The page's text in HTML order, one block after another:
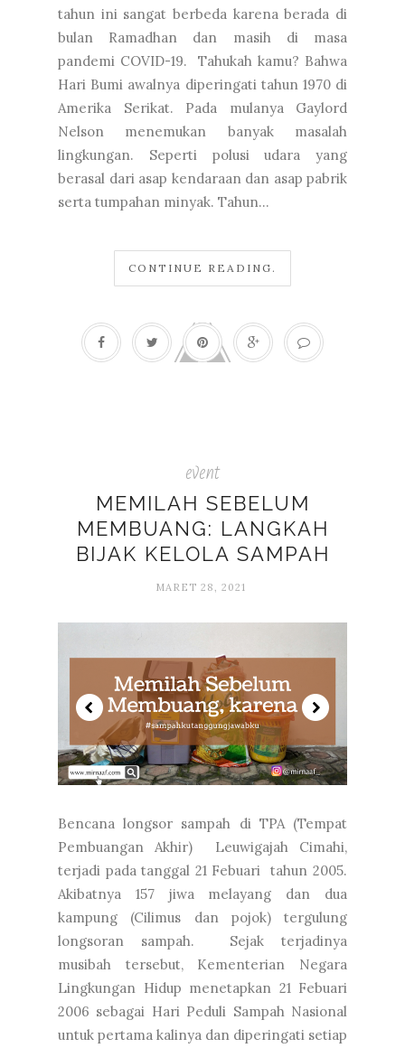
tahun ini sangat berbeda karena berada di
bulan Ramadhan dan masih di masa
pandemi COVID-19. Tahukah kamu? Bahwa
Hari Bumi awalnya diperingati tahun 1970 di
Amerika Serikat. Pada mulanya Gaylord
Nelson menemukan banyak masalah
lingkungan. Seperti polusi udara yang
berasal dari asap kendaraan dan asap pabrik
serta tumpahan minyak. Tahun...
CONTINUE READING.
event
MEMILAH SEBELUM
MEMBUANG: LANGKAH
BIJAK KELOLA SAMPAH
MARET 28, 2021
Bencana longsor sampah di TPA (Tempat
Pembuangan Akhir) Leuwigajah Cimahi,
terjadi pada tanggal 21 Febuari tahun 2005.
Akibatnya 157 jiwa melayang dan dua
kampung (Cilimus dan pojok) tergulung
longsoran sampah. Sejak terjadinya
musibah tersebut, Kementerian Negara
Lingkungan Hidup menetapkan 21 Febuari
2006 sebagai Hari Peduli Sampah Nasional
untuk pertama kalinya dan diperingati setiap